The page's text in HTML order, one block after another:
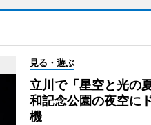
見る・遊ぶ
立川で「星空と光の
和記念公園の夜空に
機